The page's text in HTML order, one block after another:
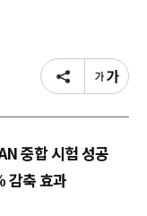
중합 시험 성공
감축 효과